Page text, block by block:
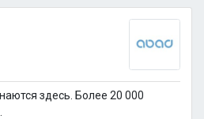
здесь. Более 20 000